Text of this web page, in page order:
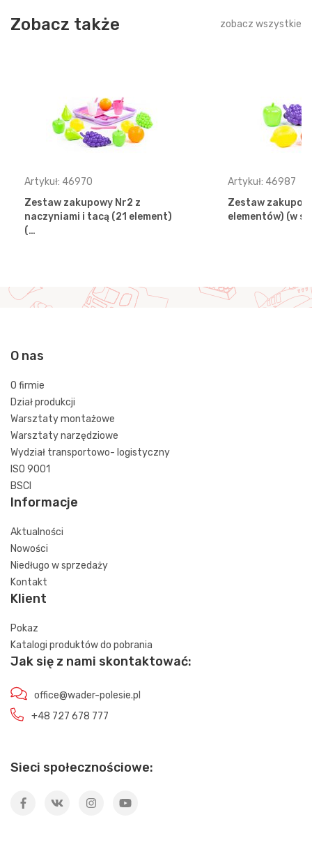
Zobacz także zobacz wszystkie
Artykuł: 46970
Zestaw zakupowy Nr2 z
naczyniami i tacą (21 element)
(…
Artykuł: 46987
Zestaw
elementów) (w
O nas
O firmie
Dział produkcji
Warsztaty montażowe
Warsztaty narzędziowe
Wydział transportowo- logistyczny
ISO 9001
BSCI
Informacje
Aktualności
Nowości
Niedługo w sprzedaży
Kontakt
Klient
Pokaz
Katalogi produktów do pobrania
Jak się z nami skontaktować:
office@wader-polesie.pl
+48 727 678 777
Sieci społecznościowe: